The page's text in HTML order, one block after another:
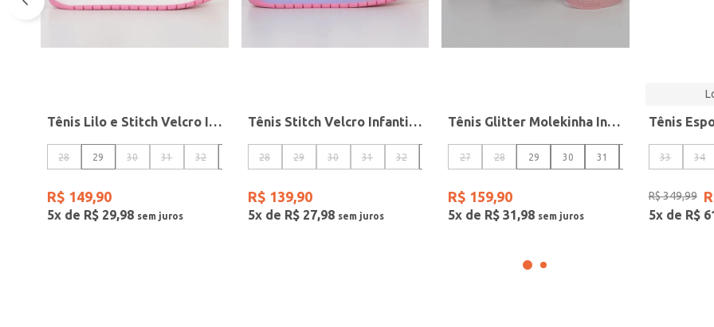
Tênis Lilo e Stitch Velcro Infantil Para Menina - BRANCO/ROSA CLARO/AZUL CLARO
28 29 30 31 32 34
R$ 149,90
5x de R$ 29,98
Tênis Stitch Velcro Infantil Para Menina - BRANCO/PRATA
28 29 30 31 32 34
R$ 139,90
5x de R$ 27,98
Tênis Glitter Molekinha Infantil Para Menina - BRANCO/ROSA CLARO
27 28 29 30 31 33
R$ 159,90
5x de R$ 31,98
33 34
R$349,99
5x de R$